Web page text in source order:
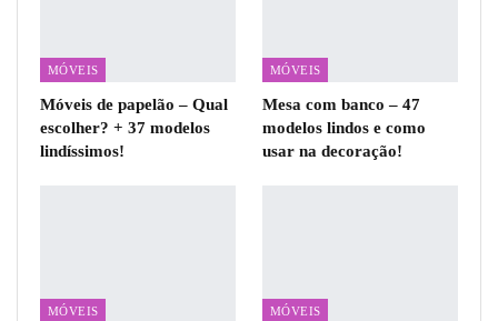
MÓVEIS
Móveis de papelão – Qual
escolher? + 37 modelos
lindíssimos!
MÓVEIS
Mesa com banco – 47
modelos lindos e como
usar na decoração!
MÓVEIS MÓVEIS